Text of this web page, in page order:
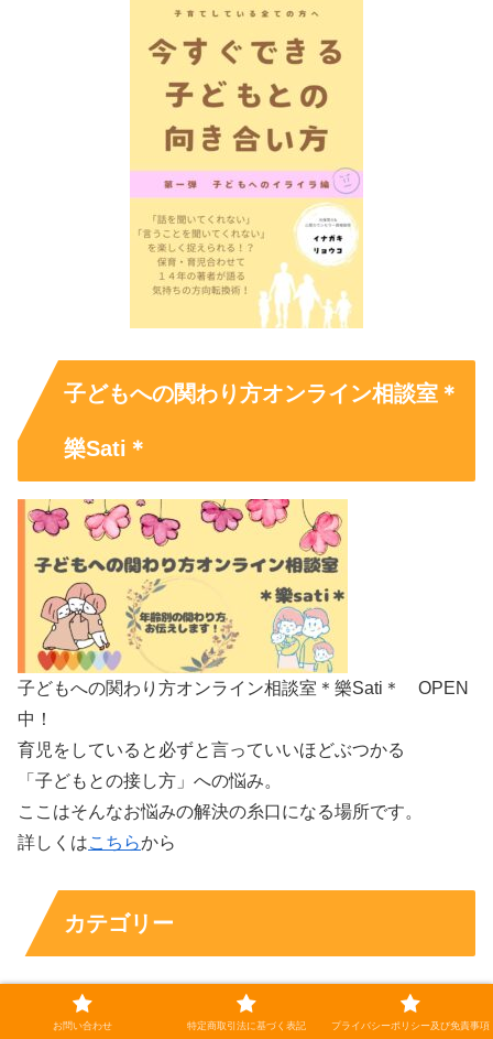
子どもへの関わり方オンライン相談室＊
樂Sati＊
子どもへの関わり方オンライン相談室＊樂Sati＊ OPEN
中！
育児をしていると必ずと言っていいほどぶつかる
「子どもとの接し方」への悩み。
ここはそんなお悩みの解決の糸口になる場所です。
詳しくはこちらから
カテゴリー
北海道移住
お問い合わせ 特定商取引法に基づく表記 プライバシーポリシー及び免責事項